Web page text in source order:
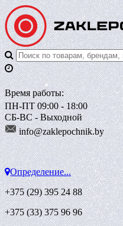
Время работы:
ПН-ПТ 09:00 - 18:00
СБ-ВС - Выходной
info@zaklepochnik.by
Определение...
+375 (29)395 24 88
+375 (33)375 96 96